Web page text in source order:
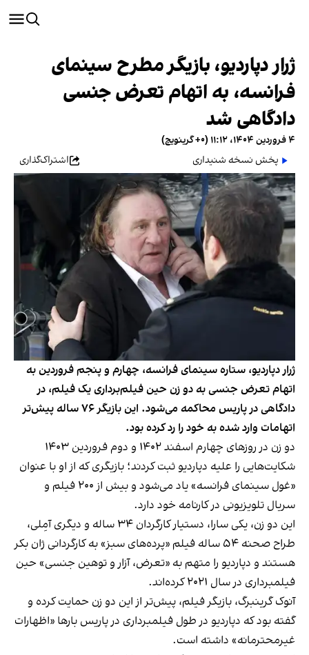
ژرار دپاردیو، بازیگر مطرح سینمای
فرانسه، به اتهام تعرض جنسی
دادگاهی شد
۴ فروردین ۱۴۰۴، ۱۱:۱۲ (‎+۰ گرینویچ)
پخش نسخه شنیداری
اشتراک‌گذاری
ژرار دپاردیو، ستاره سینمای فرانسه، چهارم و پنجم فروردین به
اتهام تعرض جنسی به دو زن حین فیلم‌برداری یک فیلم، در
دادگاهی در پاریس محاکمه می‌شود. این بازیگر ۷۶ ساله پیش‌تر
اتهامات وارد شده به خود را رد کرده بود.
دو زن در روزهای چهارم اسفند ۱۴۰۲ و دوم فروردین ۱۴۰۳
شکایت‌هایی را علیه دپاردیو ثبت کردند؛ بازیگری که از او با عنوان
«غول سینمای فرانسه» یاد می‌شود و بیش از ۲۰۰ فیلم و
سریال تلویزیونی در کارنامه خود دارد.
این دو زن، یکی سارا، دستیار کارگردان ۳۴ ساله و دیگری آمِلی،
طراح صحنه ۵۴ ساله فیلم «پرده‌های سبز» به کارگردانی ژان بکر
هستند و دپاردیو را متهم به «تعرض، آزار و توهین جنسی» حین
فیلمبرداری در سال ۲۰۲۱ کرده‌اند.
آنوک گرینبرگ، بازیگر فیلم، پیش‌تر از این دو زن حمایت کرده و
گفته بود که دپاردیو در طول فیلمبرداری در پاریس بارها «اظهارات
غیرمحترمانه» داشته است.